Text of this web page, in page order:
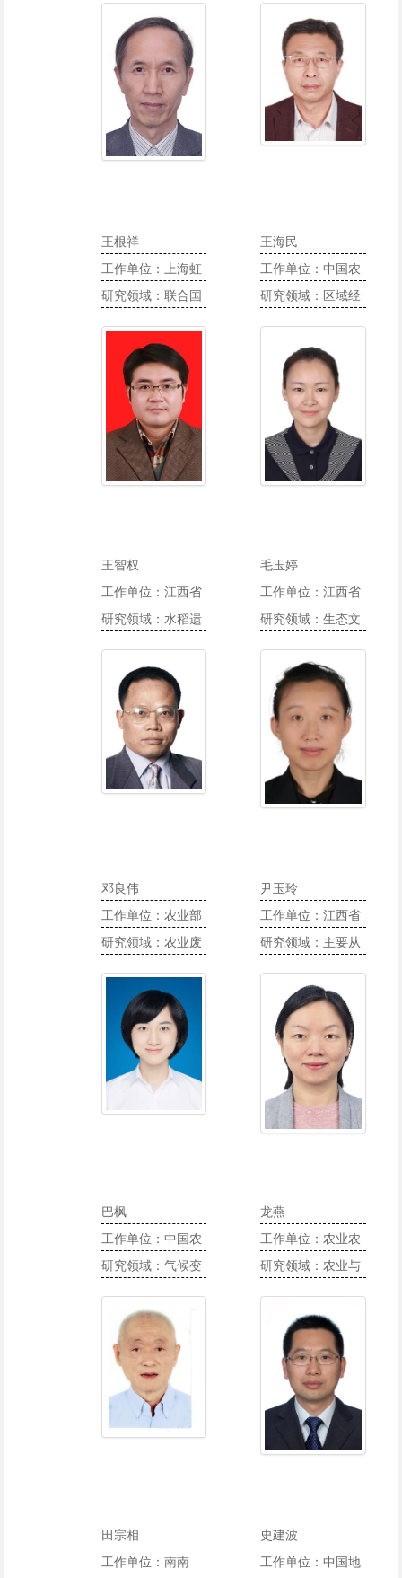
展、乡村治理研究
业社会责任
王根祥
工作单位：上海虹
口中联工发科技创
新中心
研究领域：联合国
合作项目和信息技
术教育管理、信息
化应用研究与规
划、电子政务与知
识管理研究和信息
化国际合作交流培
训等
王海民
工作单位：中国农
业大学国际发展与
全球农业学院
研究领域：区域经
济学、国际发展理
论与实践、人口学
王智权
工作单位：江西省
农业科学院水稻研
究所
研究领域：水稻遗
传育种
毛玉婷
工作单位：江西省
生态文明研究院
（江西省山江湖开
发治理委员会办公
室）
研究领域：生态文
明建设、绿色发
展、流域综合管理
邓良伟
工作单位：农业部
沼气科学研究所
研究领域：农业废
弃物处理与利用
尹玉玲
工作单位：江西省
农业科学院蔬菜花
卉研究所
研究领域：主要从
事蔬菜遗传育种与
栽培生理等方面的
研究工作。
巴枫
工作单位：中国农
业大学国际发展与
全球农业学院
研究领域：气候变
化与区域减排交易
机制；社区可持续
发展；国际林业发
展与政策
龙燕
工作单位：农业农
村部沼气科学研究
所
研究领域：农业与
区域发展
田宗相
工作单位：南南
史建波
工作单位：中国地